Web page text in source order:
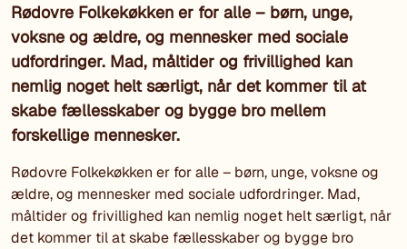
Rødovre Folkekøkken er for alle – børn, unge,
voksne og ældre, og mennesker med sociale
udfordringer. Mad, måltider og frivillighed kan
nemlig noget helt særligt, når det kommer til at
skabe fællesskaber og bygge bro mellem
forskellige mennesker.
Rødovre Folkekøkken er for alle – børn, unge, voksne og
ældre, og mennesker med sociale udfordringer. Mad,
måltider og frivillighed kan nemlig noget helt særligt, når
det kommer til at skabe fællesskaber og bygge bro